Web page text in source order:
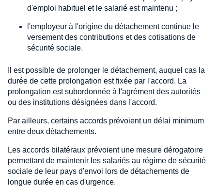
d'emploi habituel et le salarié est maintenu ;
l'employeur à l'origine du détachement continue le
versement des contributions et des cotisations de
sécurité sociale.
Il est possible de prolonger le détachement, auquel cas la
durée de cette prolongation est fixée par l'accord. La
prolongation est subordonnée à l'agrément des autorités
ou des institutions désignées dans l'accord.
Par ailleurs, certains accords prévoient un délai minimum
entre deux détachements.
Les accords bilatéraux prévoient une mesure dérogatoire
permettant de maintenir les salariés au régime de sécurité
sociale de leur pays d'envoi lors de détachements de
longue durée en cas d'urgence.